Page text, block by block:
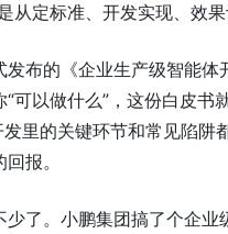
从定标准、开发实现、效
发布的《企业生产级智能
“可以做什么”，这份白皮书
里的关键环节和常见陷阱
报。
少了。小鹏集团搞了个企